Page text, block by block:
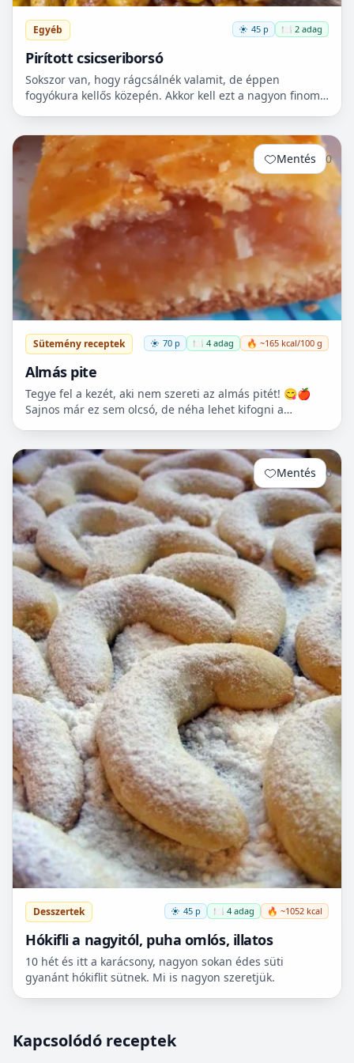
Egyéb 45 p 🍽️ 2 adag
Pirított csicseriborsó
Sokszor van, hogy rágcsálnék valamit, de éppen
fogyókura kellős közepén. Akkor kell ezt a nagyon finom
Mentés 0
Sütemény receptek 70 p 🍽️ 4 adag 🔥 ~165 kcal/100 g
Almás pite
Tegye fel a kezét, aki nem szereti az almás pitét! 😋🍎
Sajnos már ez sem olcsó, de néha lehet kifogni a
Mentés 0
Desszertek 45 p 🍽️ 4 adag 🔥 ~1052 kcal
Hókifli a nagyitól, puha omlós, illatos
10 hét és itt a karácsony, nagyon sokan édes süti
gyanánt hókiflit sütnek. Mi is nagyon szeretjük.
Kapcsolódó receptek